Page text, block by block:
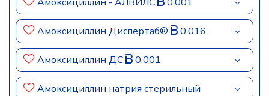
Амоксициллин Диспертаб® 0.016
Амоксициллин ДС 0.001
Амоксициллин натрия стерильный